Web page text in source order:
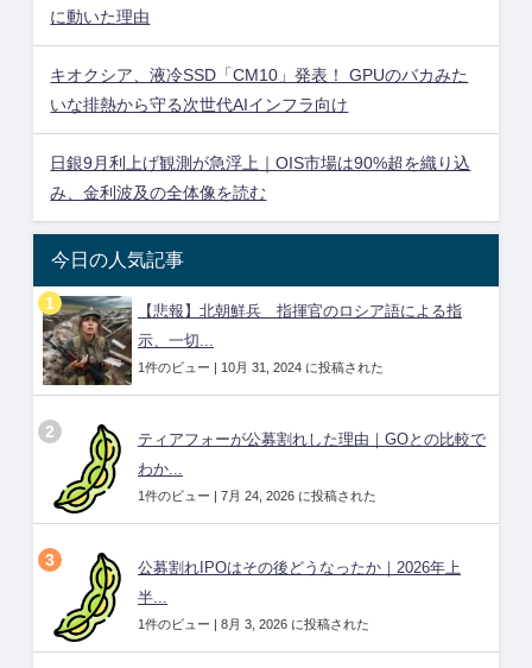
に動いた理由
キオクシア、液冷SSD「CM10」発表！ GPUのバカみた
いな排熱から守る次世代AIインフラ向け
日銀9月利上げ観測が急浮上｜OIS市場は90%超を織り込
み、金利波及の全体像を読む
今日の人気記事
【悲報】北朝鮮兵 指揮官のロシア語による指
示、一切...
1件のビュー | 10月 31, 2024 に投稿された
ティアフォーが公募割れした理由｜GOとの比較で
わか...
1件のビュー | 7月 24, 2026 に投稿された
公募割れIPOはその後どうなったか｜2026年上
半...
1件のビュー | 8月 3, 2026 に投稿された